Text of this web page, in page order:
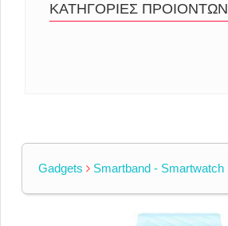
ΚΑΤΗΓΟΡΙΕΣ ΠΡΟΙΟΝΤΩΝ
Gadgets Smartband - Smartwatch